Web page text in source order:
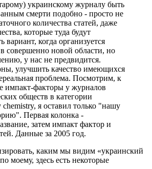
украинскому журналу быть
смерти подобно - просто не
количества статей, даже
которые туда будут
вариант, когда организуется
совершенно новой области, но
у нас не предвидится.
улучшить качество имеющихся
проблема. Посмотрим, к
импакт-факторы у журналов
обществ в категории
я оставил только "нашу
Первая колонка -
затем импакт фактор и
Данные за 2005 год.
каким мы видим «украинский
моему, здесь есть некоторые